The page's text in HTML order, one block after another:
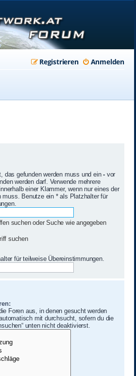
Anmelden
Registrieren
das gefunden werden muss und ein-vor
werden darf. Verwende mehrere
einer Klammer, wenn nur eines der
muss. Benutze ein * als Platzhalter für
suchen oder Suche wie angegeben
suchen
für teilweise Übereinstimmungen.
Foren aus, in denen gesucht werden
mit durchsucht, sofern du die
unten nicht deaktivierst.